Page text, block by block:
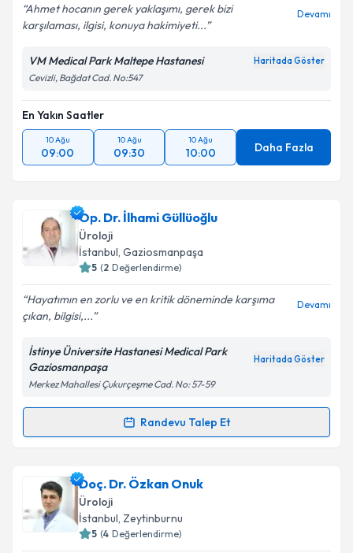
Kişisel verilerimin işlenmesine ilişkin
Aydınlatma
Metni'ni okudum ve kişisel verilerimin belirtilen
kapsamda işlenmesini kabul ediyorum.
Takvim Talebini Gönder
Ahmet hocanın gerek yaklaşımı, gerek bizi
karşılaması, ilgisi, konuya hakimiyeti...
Devamı
VM Medical Park Maltepe Hastanesi Haritada Göster
Cevizli, Bağdat Cad. No:547
En Yakın Saatler
10 Ağu
09:00
10 Ağu
09:30
10 Ağu
10:00 Daha Fazla
Op. Dr. İlhami Güllüoğlu
Üroloji
İstanbul, Gaziosmanpaşa
5 (2 Değerlendirme)
Hayatımın en zorlu ve en kritik döneminde karşıma
çıkan, bilgisi,...
Devamı
İstinye Üniversite Hastanesi Medical Park
Gaziosmanpaşa
Haritada Göster
Merkez Mahallesi Çukurçeşme Cad. No: 57-59
Randevu Talep Et
Randevu Takvimi Talebi
Op. Dr. İlhami Güllüoğluiçin randevu takvimi talebi
oluşturun. Size bu uzmandan randevu almanız için bir
takvim hazırlandığında e-posta ile bilgilendireceğiz.
Doç. Dr. Özkan Onuk
Üroloji
İstanbul, Zeytinburnu
5 (4 Değerlendirme)